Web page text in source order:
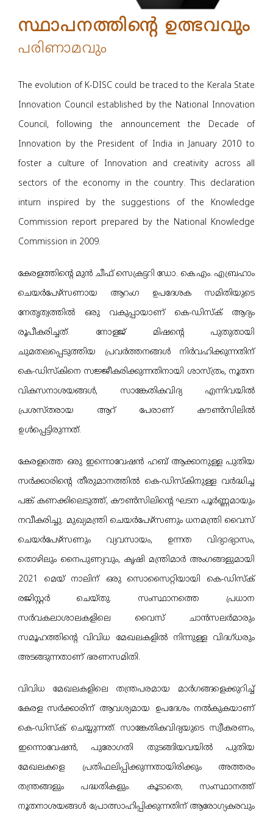
Brochures
English
Publications
സ്ഥാപനത്തിന്റെ ഉത്ഭവവും
പരിണാമവും
The evolution of K-DISC could be traced to the Kerala State
Innovation Council established by the National Innovation
Council, following the announcement the Decade of
Innovation by the President of India in January 2010 to
foster a culture of Innovation and creativity across all
sectors of the economy in the country. This declaration
inturn inspired by the suggestions of the Knowledge
Commission report prepared by the National Knowledge
Commission in 2009.
കേരളത്തിന്റെ മുൻ ചീഫ് സെക്രട്ടറി ഡോ. കെ.എം. എബ്രഹാം
ചെയർപേഴ്‌സണായ ആറംഗ ഉപദേശക സമിതിയുടെ
നേതൃത്വത്തിൽ ഒരു വകുപ്പായാണ് കെ-ഡിസ്‌ക് ആദ്യം
രൂപീകരിച്ചത്. നോളജ് മിഷന്റെ പുതുതായി
ചുമതലപ്പെടുത്തിയ പ്രവർത്തനങ്ങൾ നിർവഹിക്കുന്നതിന്
കെ-ഡിസ്‌കിനെ സജ്ജീകരിക്കുന്നതിനായി ശാസ്ത്രം, നൂതന
വികസനാശയങ്ങള്‍, സാങ്കേതികവിദ്യ എന്നിവയിൽ
പ്രശസ്തരായ ആറ് പേരാണ് കൗൺസിലിൽ
ഉൾപ്പെട്ടിരുന്നത്.
കേരളത്തെ ഒരു ഇന്നൊവേഷൻ ഹബ് ആക്കാനുള്ള പുതിയ
സര്‍ക്കാരിന്റെ തീരുമാനത്തില്‍ കെ-ഡിസ്കിനുള്ള വർദ്ധിച്ച
പങ്ക് കണക്കിലെടുത്ത്, കൗണ്‍സിലിന്റെ ഘടന പൂർണ്ണമായും
നവീകരിച്ചു. മുഖ്യമന്ത്രി ചെയർപേഴ്‌സണും ധനമന്ത്രി വൈസ്
ചെയർപേഴ്‌സണും വ്യവസായം, ഉന്നത വിദ്യാഭ്യാസം,
തൊഴിലും നൈപുണ്യവും, കൃഷി മന്ത്രിമാർ അംഗങ്ങളുമായി
2021 മെയ് നാലിന് ഒരു സൊസൈറ്റിയായി കെ-ഡിസ്ക്
രജിസ്റ്റർ ചെയ്തു. സംസ്ഥാനത്തെ പ്രധാന
സർവകലാശാലകളിലെ വൈസ് ചാൻസലർമാരും
സമൂഹത്തിന്റെ വിവിധ മേഖലകളിൽ നിന്നുള്ള വിദഗ്ധരും
അടങ്ങുന്നതാണ് ഭരണസമിതി.
വിവിധ മേഖലകളിലെ തന്ത്രപരമായ മാര്‍ഗങ്ങളെക്കുറിച്ച്
കേരള സർക്കാരിന് ആവശ്യമായ ഉപദേശം നല്‍കുകയാണ്
കെ-ഡിസ്ക് ചെയ്യുന്നത്. സാങ്കേതികവിദ്യയുടെ സ്വീകരണം,
ഇന്നൊവേഷന്‍, പുരോഗതി തുടങ്ങിയവയില്‍ പുതിയ
മേഖലകളെ പ്രതിഫലിപ്പിക്കുന്നതായിരിക്കും അത്തരം
തന്ത്രങ്ങളും പദ്ധതികളും. കൂടാതെ, സംസ്ഥാനത്ത്
നൂതനാശയങ്ങൾ പ്രോത്സാഹിപ്പിക്കുന്നതിന് ആരോഗ്യകരവും